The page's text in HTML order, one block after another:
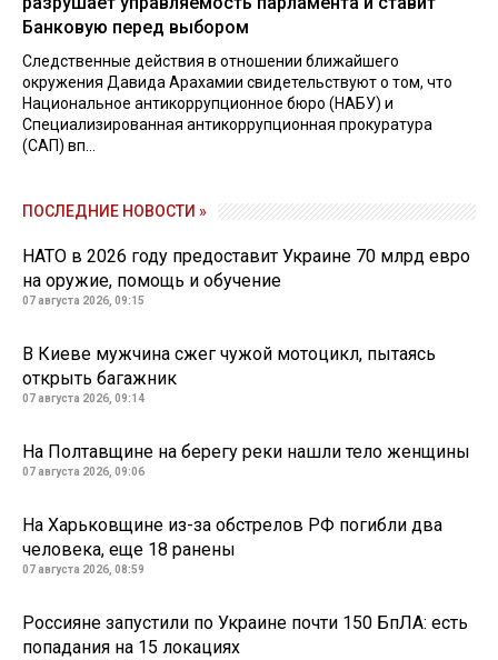
Банковую перед выбором
Следственные действия в отношении ближайшего
окружения Давида Арахамии свидетельствуют о том, что
Национальное антикоррупционное бюро (НАБУ) и
Специализированная антикоррупционная прокуратура
(САП) вп...
ПОСЛЕДНИЕ НОВОСТИ »
НАТО в 2026 году предоставит Украине 70 млрд евро
на оружие, помощь и обучение
07 августа 2026, 09:15
В Киеве мужчина сжег чужой мотоцикл, пытаясь
открыть багажник
07 августа 2026, 09:14
На Полтавщине на берегу реки нашли тело женщины
07 августа 2026, 09:06
На Харьковщине из-за обстрелов РФ погибли два
человека, еще 18 ранены
07 августа 2026, 08:59
Россияне запустили по Украине почти 150 БпЛА: есть
попадания на 15 локациях